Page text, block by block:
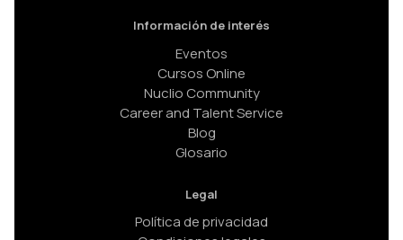
Información de interés
Eventos
Cursos Online
Nuclio Community
Career and Talent Service
Blog
Glosario
Legal
Política de privacidad